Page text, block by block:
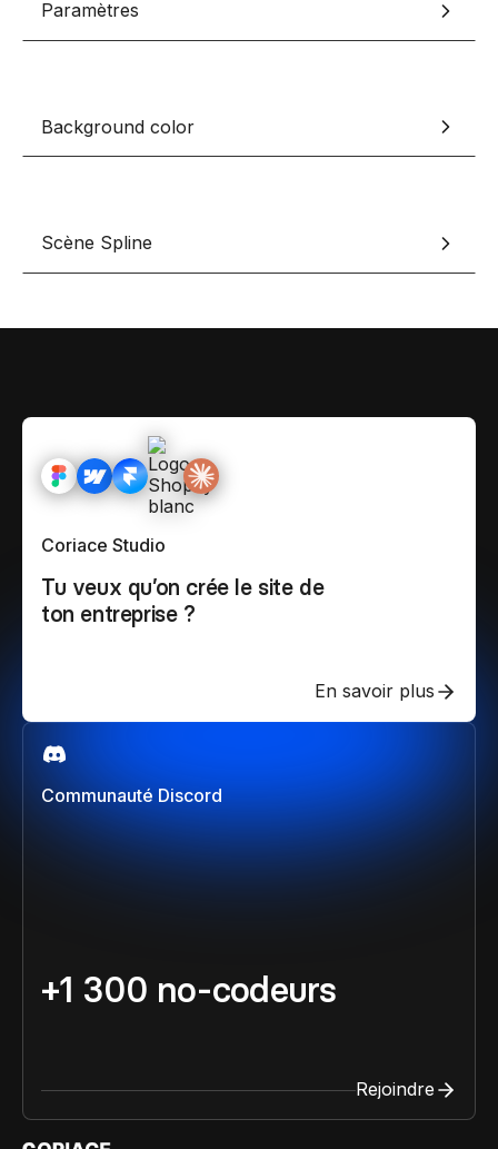
Nos meilleurs
Les métiers du
Devenir affilié(e)
Paramètres
Background color
Scène Spline
Communauté Discord
+1 300 no-codeurs
Rejoindre
Coriace Studio
Tu veux qu’on crée le site de
ton entreprise ?
En savoir plus